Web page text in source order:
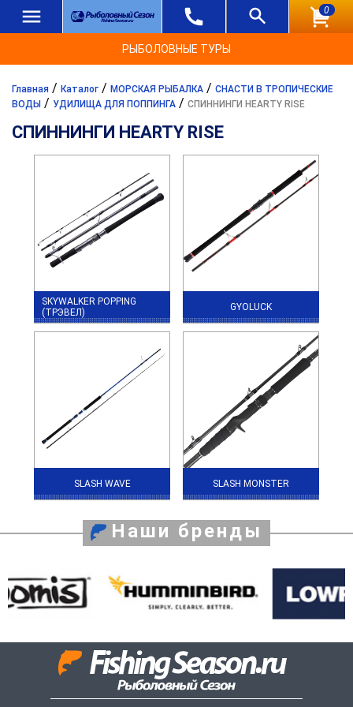
0
РЫБОЛОВНЫЕ ТУРЫ
Главная / Каталог / МОРСКАЯ РЫБАЛКА / СНАСТИ В ТРОПИЧЕСКИЕ
ВОДЫ / УДИЛИЩА ДЛЯ ПОППИНГА / СПИННИНГИ HEARTY RISE
СПИННИНГИ HEARTY RISE
SKYWALKER POPPING
(ТРЭВЕЛ)
GYOLUCK
SLASH WAVE SLASH MONSTER
Наши бренды